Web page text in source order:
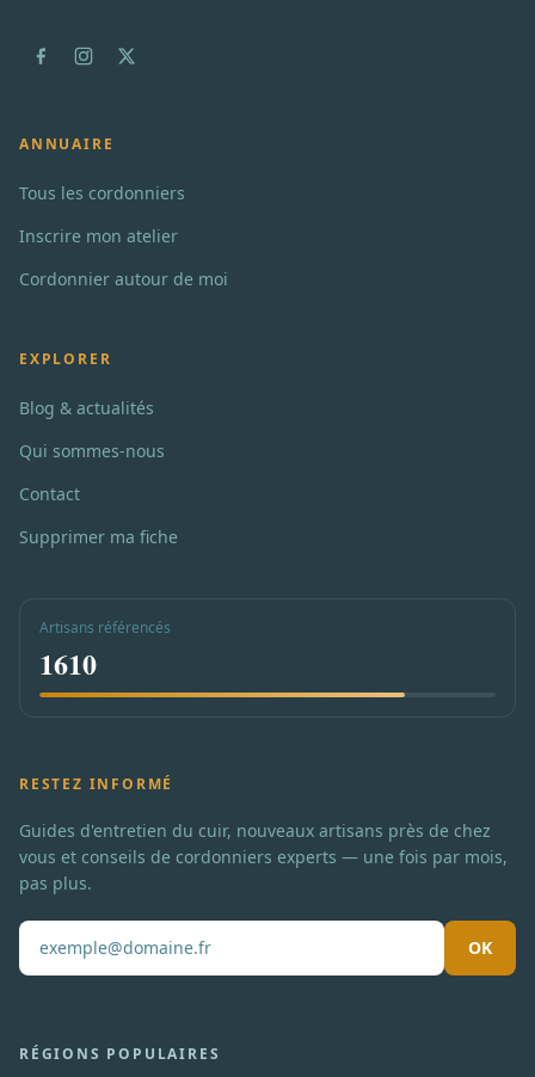
ANNUAIRE
Tous les cordonniers
Inscrire mon atelier
Cordonnier autour de moi
EXPLORER
Blog & actualités
Qui sommes-nous
Contact
Supprimer ma fiche
Artisans référencés
1610
RESTEZ INFORMÉ
Guides d'entretien du cuir, nouveaux artisans près de chez
vous et conseils de cordonniers experts — une fois par mois,
pas plus.
OK
RÉGIONS POPULAIRES